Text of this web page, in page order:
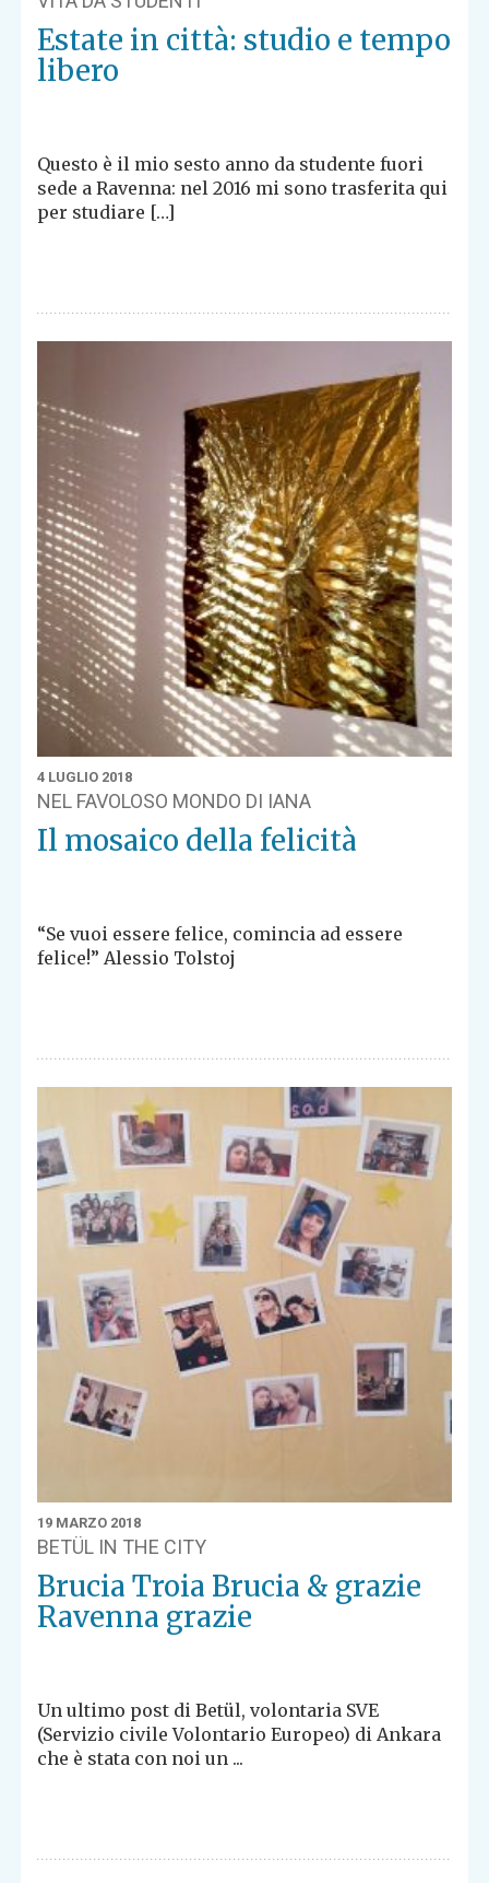
Estate in città: studio e tempo
libero
Questo è il mio sesto anno da studente fuori
sede a Ravenna: nel 2016 mi sono trasferita qui
per studiare […]
4 LUGLIO 2018
NEL FAVOLOSO MONDO DI IANA
Il mosaico della felicità
“Se vuoi essere felice, comincia ad essere
felice!” Alessio Tolstoj
19 MARZO 2018
BETÜL IN THE CITY
Brucia Troia Brucia & grazie
Ravenna grazie
Un ultimo post di Betül, volontaria SVE
(Servizio civile Volontario Europeo) di Ankara
che è stata con noi un ...